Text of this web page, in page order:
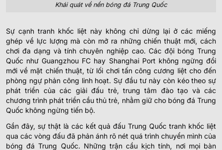
Khái quát về nền bóng đá Trung Quốc
Sự cạnh tranh khốc liệt này không chỉ dừng lại ở các miếng
ghép về lực lượng mà còn mở ra những chiến thuật mới, cách
chơi đa dạng và tính chuyên nghiệp cao. Các đội bóng Trung
Quốc như Guangzhou FC hay Shanghai Port không ngừng đổi
mới về mặt chiến thuật, từ lối chơi tấn công cương liệt cho đến
phòng ngự phản công linh hoạt. Sự đầu tư này còn kéo theo sự
phát triển của các giải đấu trẻ, trung tâm đào tạo và các
chương trình phát triển cầu thủ trẻ, nhằm giữ cho bóng đá Trung
Quốc không ngừng tiến bộ.
Gần đây, sự thật là các kết quả đấu Trung Quốc tranh khốc liệt
qua các vòng đấu đã phản ánh rõ nét quá trình chuyển mình của
bóng đá Trung Quốc. Những trận cầu kịch tính, nơi mọi bàn